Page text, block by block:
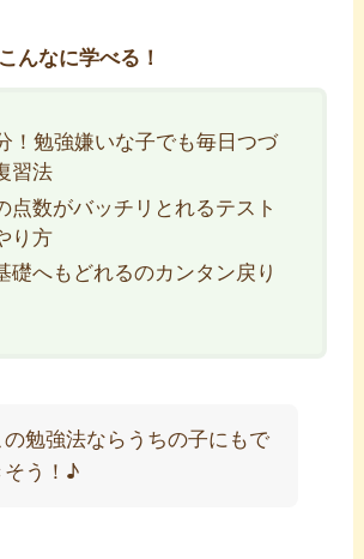
んなに学べる！
！勉強嫌いな子でも毎日つづ
習法
点数がバッチリとれるテスト
り方
礎へもどれるのカンタン戻り
の勉強法ならうちの子にもで
そう！♪